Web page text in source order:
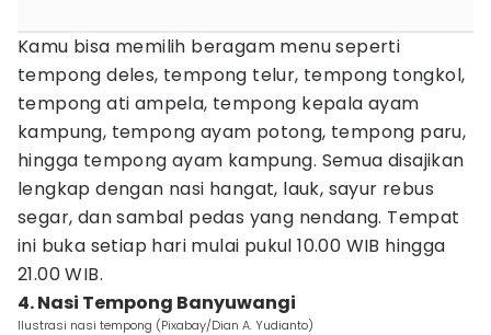
Kamu bisa memilih beragam menu seperti
tempong deles, tempong telur, tempong tongkol,
tempong ati ampela, tempong kepala ayam
kampung, tempong ayam potong, tempong paru,
hingga tempong ayam kampung. Semua disajikan
lengkap dengan nasi hangat, lauk, sayur rebus
segar, dan sambal pedas yang nendang. Tempat
ini buka setiap hari mulai pukul 10.00 WIB hingga
21.00 WIB.
4. Nasi Tempong Banyuwangi
Ilustrasi nasi tempong (Pixabay/Dian A. Yudianto)